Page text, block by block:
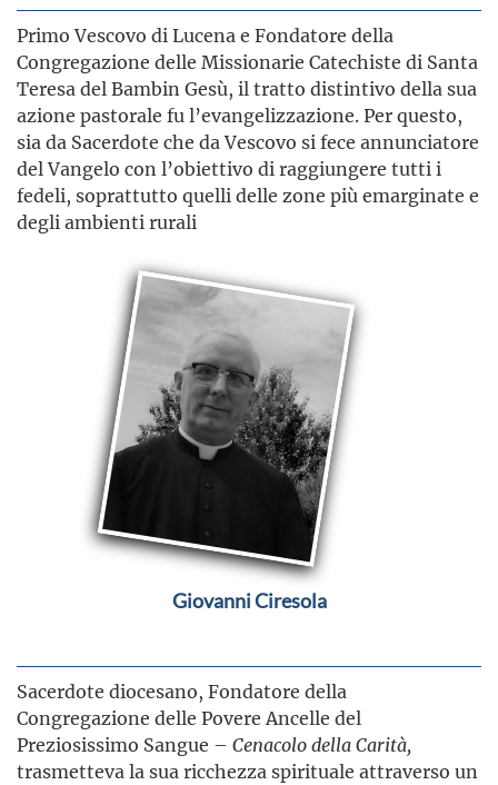
Primo Vescovo di Lucena e Fondatore della
Congregazione delle Missionarie Catechiste di Santa
Teresa del Bambin Gesù, il tratto distintivo della sua
azione pastorale fu l’evangelizzazione. Per questo,
sia da Sacerdote che da Vescovo si fece annunciatore
del Vangelo con l’obiettivo di raggiungere tutti i
fedeli, soprattutto quelli delle zone più emarginate e
degli ambienti rurali
Giovanni Ciresola
Sacerdote diocesano, Fondatore della
Congregazione delle Povere Ancelle del
Preziosissimo Sangue – Cenacolo della Carità,
trasmetteva la sua ricchezza spirituale attraverso un